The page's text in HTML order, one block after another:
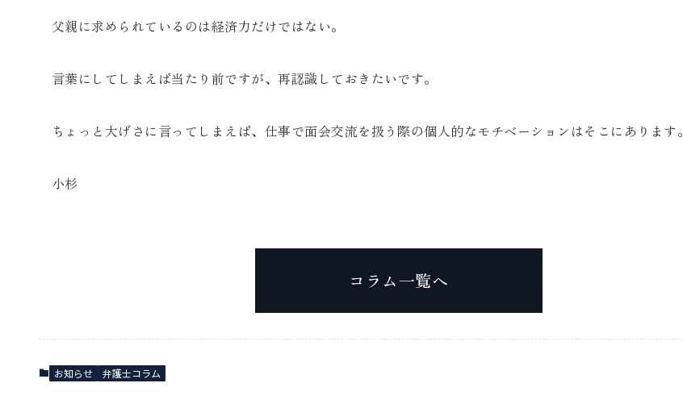
父親に求められているのは経済力だけではない。
言葉にしてしまえば当たり前ですが、再認識しておきたいです。
ちょっと大げさに言ってしまえば、仕事で面会交流を扱う際の個人的なモチベーションはそこにあります。
小杉
コラム一覧へ
お知らせ 弁護士コラム